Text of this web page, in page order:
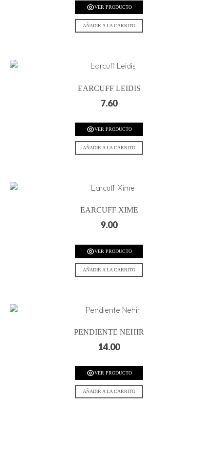
VER PRODUCTO
AÑADIR A LA CARRITO
EARCUFF LEIDIS
7.60
VER PRODUCTO
AÑADIR A LA CARRITO
EARCUFF XIME
9.00
VER PRODUCTO
AÑADIR A LA CARRITO
PENDIENTE NEHIR
14.00
VER PRODUCTO
AÑADIR A LA CARRITO